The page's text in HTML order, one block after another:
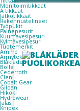
Monitoimitikkaat
A tikkaat
Jatkotikkaat
Rakennustelineet
Työpukit
Painepesurit
Kuumavesipesuri
Kylmävesipesuri
Tuotemerkit
AmPro
Armytek
Blåkläder
Bolle
Cederroth
Clen
Cobalt Gear
Gildan
Hikoki
Hydrowear
Jalas
Knipex